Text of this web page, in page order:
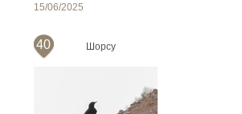
15/06/2025
40 Шорсу